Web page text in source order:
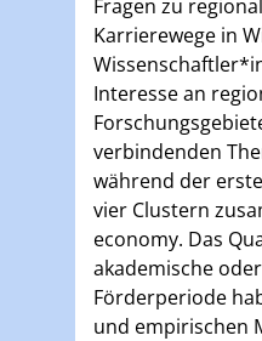
Fragen zu
Karrierewege in
Interesse an
verbindenden
während der
vier Clustern
economy. Das
akademische
Förderperiode
und empirischen